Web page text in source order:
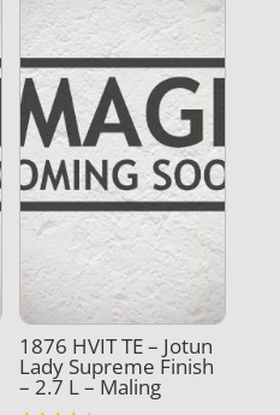
1876 HVIT TE – Jotun
Lady Supreme Finish
– 2.7 L – Maling